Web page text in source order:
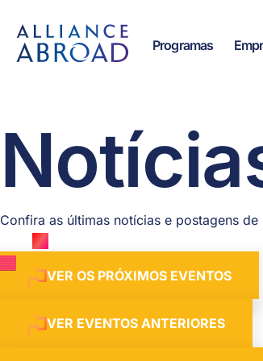
conteúdo
para
Programas
Confira as últimas notícias e postagens
VER OS PRÓXIMOS EVENTOS
VER EVENTOS ANTERIORES